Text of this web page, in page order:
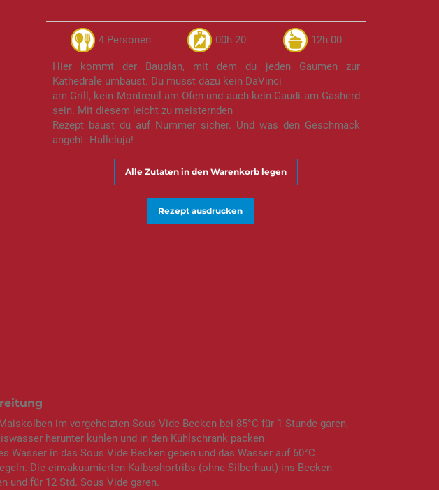
4 Personen 00h 20 12h 00
Hier kommt der Bauplan, mit dem du jeden Gaumen zur
Kathedrale umbaust. Du musst dazu kein DaVinci
am Grill, kein Montreuil am Ofen und auch kein Gaudi am Gasherd
sein. Mit diesem leicht zu meisternden
Rezept baust du auf Nummer sicher. Und was den Geschmack
angeht: Halleluja!
Alle Zutaten in den Warenkorb legen
Rezept ausdrucken
im vorgeheizten Sous Vide Becken bei 85°C für 1 Stunde garen,
herunter kühlen und in den Kühlschrank packen
Wasser in das Sous Vide Becken geben und das Wasser auf 60°C
Die einvakuumierten Kalbsshortribs (ohne Silberhaut) ins Becken
und für 12 Std. Sous Vide garen.